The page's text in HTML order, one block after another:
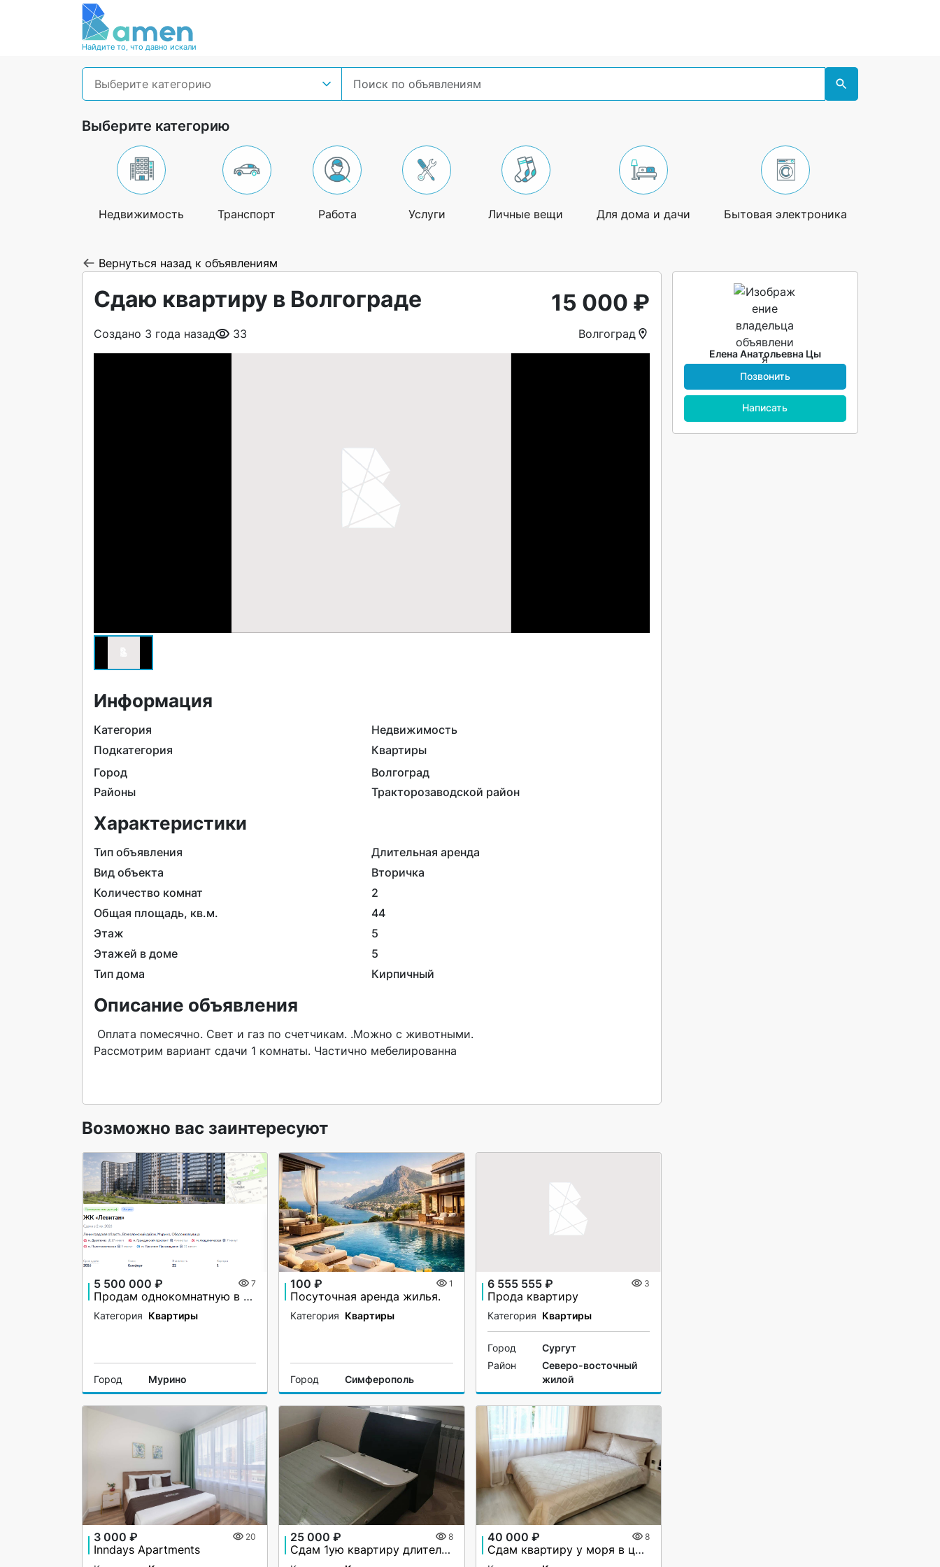
Найдите то, что давно искали
Выберите категорию
Выберите категорию
Недвижимость Транспорт Работа Услуги Личные вещи Для дома и дачи Бытовая электроника
Вернуться назад к объявлениям
Сдаю квартиру в Волгограде 15 000 ₽
Создано 3 года назад 33 Волгоград
Информация
Категория
Недвижимость
Подкатегория
Квартиры
Город
Волгоград
Районы
Тракторозаводской район
Характеристики
Тип объявления
Длительная аренда
Вид объекта
Вторичка
Количество комнат
2
Общая площадь, кв.м.
44
Этаж
5
Этажей в доме
5
Тип дома
Кирпичный
Описание объявления
Рассмотрим вариант сдачи 1 комнаты. Частично мебелированна
Возможно вас заинтересуют
5 500 000 ₽ 7
Продам однокомнатную в ЖК Левитан
Категория Квартиры
Город Мурино
100 ₽ 1
Посуточная аренда жилья.
Категория Квартиры
Город Симферополь
6 555 555 ₽ 3
Прода квартиру
Категория Квартиры
Город
Сургут
Район
Северо-восточный
жилой
3 000 ₽ 20
Inndays Apartments
25 000 ₽ 8
Сдам 1ую квартиру длительно
40 000 ₽ 8
Сдам квартиру у моря в центре Сочи
Елена Анатольевна Цы
Позвонить
Написать